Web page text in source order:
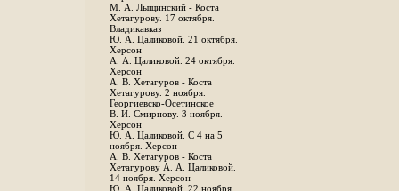
М. А. Лыщинский - Коста
Хетагурову. 17 октября.
Владикавказ
Ю. А. Цаликовой. 21 октября.
Херсон
А. А. Цаликовой. 24 октября.
Херсон
A. В. Хетагуров - Коста
Хетагурову. 2 ноября.
Георгиевско-Осетинское
B. И. Смирнову. 3 ноября.
Херсон
Ю. А. Цаликовой. С 4 на 5
ноября. Херсон
А. В. Хетагуров - Коста
Хетагурову А. А. Цаликовой.
14 ноября. Херсон
Ю. А. Цаликовой. 22 ноября.